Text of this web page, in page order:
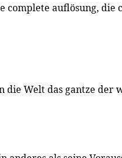
complete auflösung, die
die Welt das gantze der